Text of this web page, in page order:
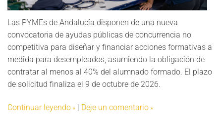
Las PYMEs de Andalucía disponen de una nueva
convocatoria de ayudas públicas de concurrencia no
competitiva para diseñar y financiar acciones formativas a
medida para desempleados, asumiendo la obligación de
contratar al menos al 40% del alumnado formado. El plazo
de solicitud finaliza el 9 de octubre de 2026.
Continuar leyendo Deje un comentario